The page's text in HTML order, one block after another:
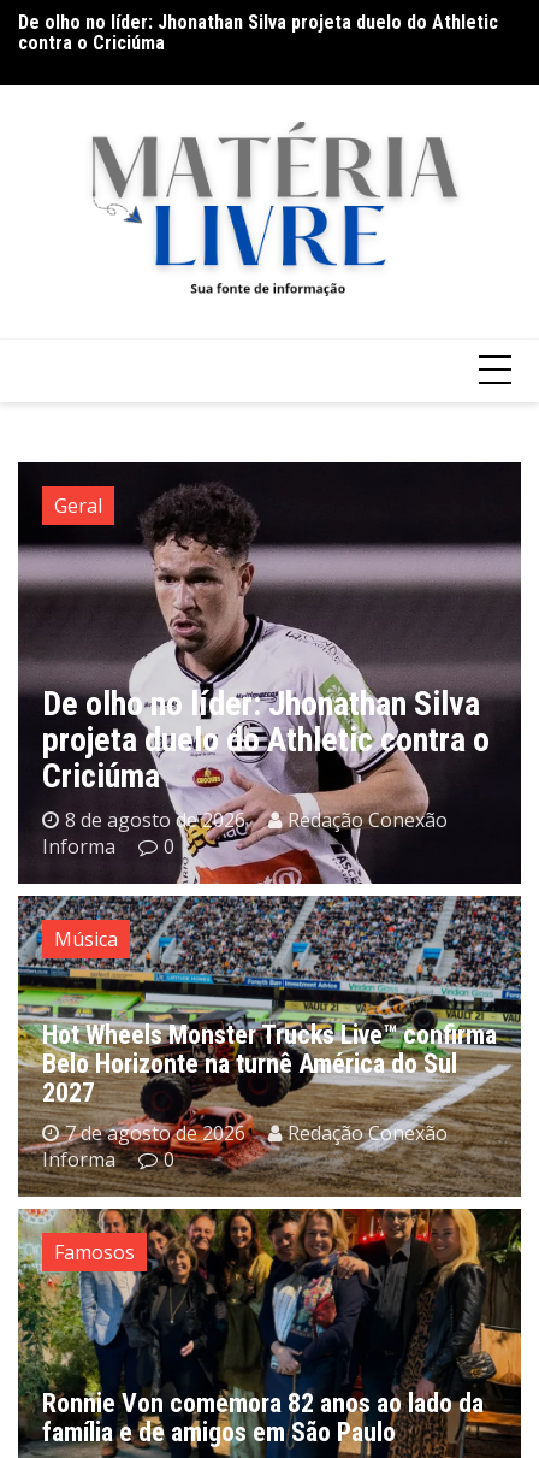
para
conteúdo
De olho no líder: Jhonathan Silva projeta duelo do Athletic
contra o Criciúma
Geral
De olho no líder: Jhonathan Silva
projeta duelo do Athletic contra o
Criciúma
8 de agosto de 2026
Redação Conexão
Informa
0
Música
Hot Wheels Monster Trucks Live™ confirma
Belo Horizonte na turnê América do Sul
2027
7 de agosto de 2026
Redação Conexão
Informa
0
Famosos
Ronnie Von comemora 82 anos ao lado da
família e de amigos em São Paulo